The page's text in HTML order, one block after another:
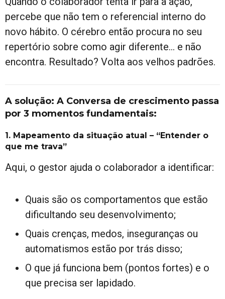
percebe que não tem o referencial interno do
novo hábito. O cérebro então procura no seu
repertório sobre como agir diferente… e não
encontra. Resultado? Volta aos velhos padrões.
A solução: A Conversa de crescimento passa
por 3 momentos fundamentais:
1. Mapeamento da situação atual – “Entender o
que me trava”
Aqui, o gestor ajuda o colaborador a identificar:
Quais são os comportamentos que estão
dificultando seu desenvolvimento;
Quais crenças, medos, inseguranças ou
automatismos estão por trás disso;
O que já funciona bem (pontos fortes) e o
que precisa ser lapidado.